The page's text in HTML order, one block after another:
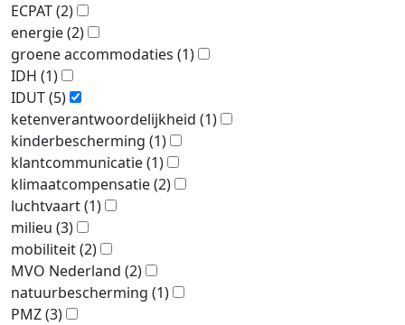
ECPAT(2)
energie(2)
groene accommodaties (1)
IDH (1)
IDUT(5)
ketenverantwoordelijkheid (1)
kinderbescherming (1)
klantcommunicatie(1)
klimaatcompensatie(2)
luchtvaart(1)
milieu (3)
mobiliteit(2)
MVO Nederland (2)
natuurbescherming (1)
PMZ(3)